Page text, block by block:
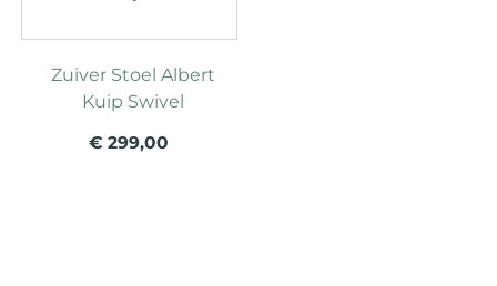
Zuiver Stoel Albert
Kuip Swivel
€ 299,00